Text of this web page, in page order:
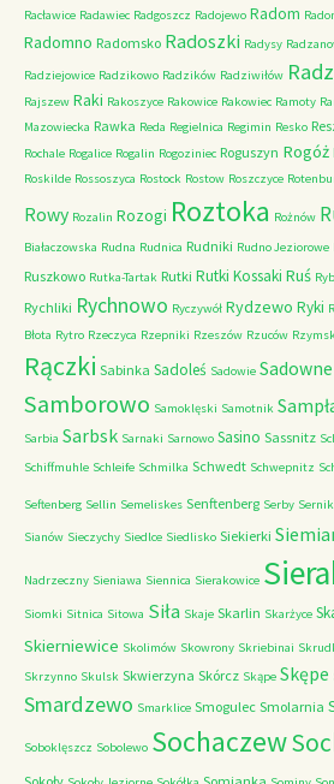
Racławice Radawiec Radgoszcz Radojewo Radom
Radomno Radomsko Radoszki Radysy
Radziejowice Radzikowo Radzików Radziwiłów
Rajszew Raki Rakoszyce Rakowice Rakowiec Ramoty
Mazowiecka Rawka Reda Regielnica Regimin Resko
Rochale Rogalice Rogalin Rogoziniec Roguszyn Rogóż
Roskilde Rossoszyca Rostock Rostow Roszczyce
Rowy Rozalin Rozogi Roztoka Rożnów
Białaczowska Rudna Rudnica Rudniki Rudno Jeziorowe
Ruszkowo Rutka-Tartak Rutki Rutki Kossaki Ruś
Rychliki Rychnowo Ryczywół Rydzewo Ryki
Błota Rytro Rzeczyca Rzepniki Rzeszów Rzuców
Rączki Sabinka Sadoleś Sadowie
Samborowo Samoklęski Samotnik
Sarbia Sarbsk Sarnaki Sarnowo Sasino Sassnitz
Schiffmuhle Schleife Schmilka Schwedt Schwepnitz
Seftenberg Sellin Semeliskes Senftenberg Serby
Sianów Sieczychy Siedlce Siedlisko Siekierki
Nadrzeczny Sieniawa Siennica Sierakowice
Siomki Sitnica Sitowa Siła Skaje Skarlin Skarżyce
Skierniewice Skolimów Skowrony Skriebinai
Skrzynno Skulsk Skwierzyna Skórcz Skąpe Skępe
Smardzewo Smarklice Smogulec Smolarnia
Soboklęszcz Sobolewo Sochaczew